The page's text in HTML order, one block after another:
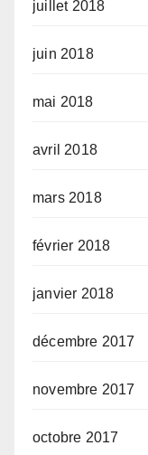
juillet 2018
juin 2018
mai 2018
avril 2018
mars 2018
février 2018
janvier 2018
décembre 2017
novembre 2017
octobre 2017